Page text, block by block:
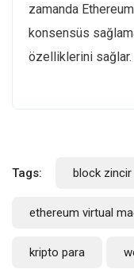
zamanda
konsensüs
özelliklerini sağlar.
Tags: block zincir
ethereum virtual
kripto para